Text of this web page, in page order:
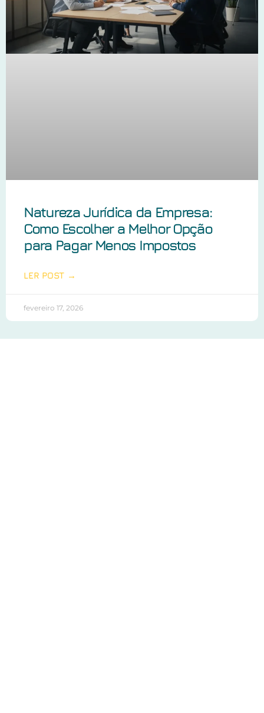
Natureza Jurídica da Empresa:
Como Escolher a Melhor Opção
para Pagar Menos Impostos
LER POST →
fevereiro 17, 2026